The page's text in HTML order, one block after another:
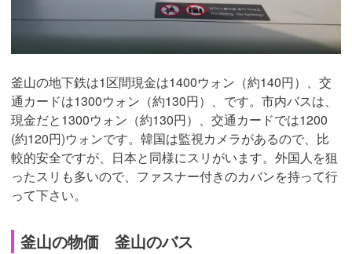
釜山の地下鉄は1区間現金は1400ウォン（約140円）、交
通カードは1300ウォン（約130円）、です。市内バスは、
現金だと1300ウォン（約130円）、交通カードでは1200
(約120円)ウォンです。韓国は監視カメラがあるので、比
較的安全ですが、日本と同様にスリがいます。外国人を狙
ったスリも多いので、ファスナー付きのカバンを持って行
って下さい。
釜山の物価 釜山のバス